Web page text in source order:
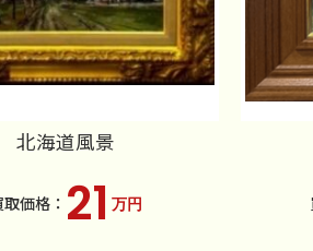
北海道風景
21 万円